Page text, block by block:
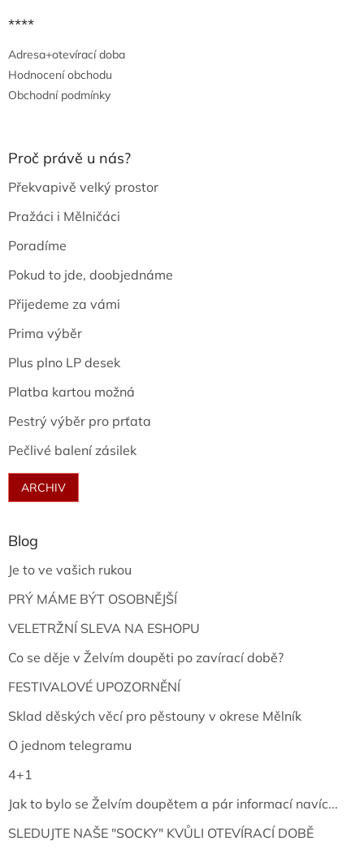
****
Adresa+otevírací doba
Hodnocení obchodu
Obchodní podmínky
Proč právě u nás?
Překvapivě velký prostor
Pražáci i Mělničáci
Poradíme
Pokud to jde, doobjednáme
Přijedeme za vámi
Prima výběr
Plus plno LP desek
Platba kartou možná
Pestrý výběr pro prťata
Pečlivé balení zásilek
ARCHIV
Blog
Je to ve vašich rukou
PRÝ MÁME BÝT OSOBNĚJŠÍ
VELETRŽNÍ SLEVA NA ESHOPU
Co se děje v Želvím doupěti po zavírací době?
FESTIVALOVÉ UPOZORNĚNÍ
Sklad děských věcí pro pěstouny v okrese Mělník
O jednom telegramu
4+1
Jak to bylo se Želvím doupětem a pár informací navíc...
SLEDUJTE NAŠE "SOCKY" KVŮLI OTEVÍRACÍ DOBĚ